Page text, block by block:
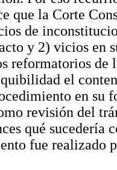
que la Corte
de
y 2) vicios en
reformatorios
el
en su
revisión del
qué sucedería
fue realizado